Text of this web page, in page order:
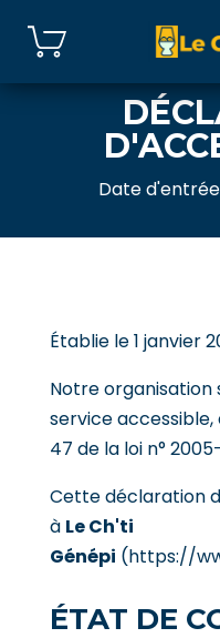
Où
Date d'entrée
Établie le1 janvier
Notre organisation
service
47 de la loi n°
Cette déclaration
à Le Ch'ti
Génépi (https://
ÉTAT DE